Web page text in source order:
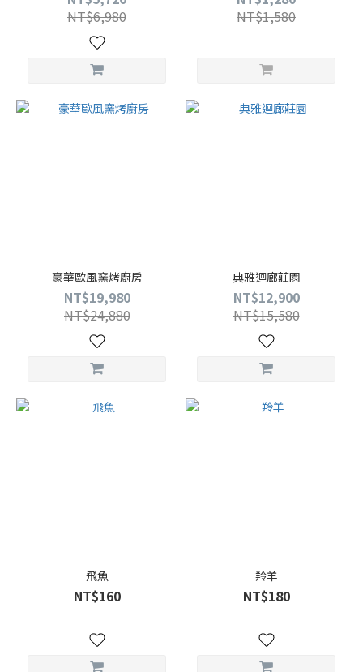
NT$6,980
NT$1,580
豪華歐風窯烤廚房
NT$19,980
NT$24,880
典雅迴廊莊園
NT$12,900
NT$15,580
飛魚
NT$160
羚羊
NT$180